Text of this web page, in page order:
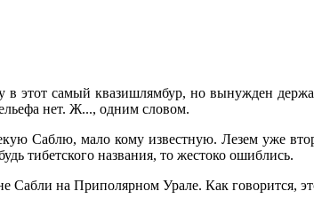
в этот самый квазишлямбур, но вынужден
нет. Ж..., одним словом.
Саблю, мало кому известную. Лезем уже
тибетского названия, то жестоко ошиблись.
Сабли на Приполярном Урале. Как говорится,